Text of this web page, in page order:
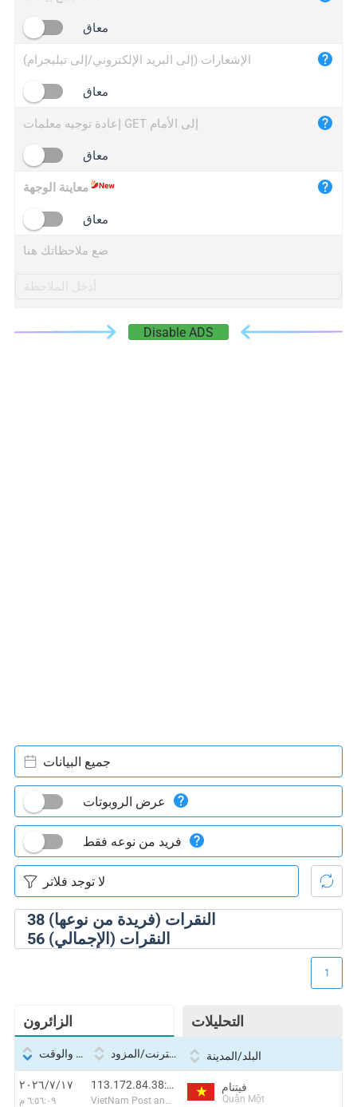
iplogger.cn
معاق
الإشعارات (إلى البريد الإلكتروني/إلى تيليجرام)
معاق
إعادة توجيه معلمات GET إلى الأمام
معاق
معاينة الوجهة
معاق
ضع ملاحظاتك هنا
Disable ADS
38 النقرات (فريدة من نوعها)
56 النقرات (الإجمالي)
جميع البيانات
عرض الروبوتات
فريد من نوعه فقط
الزائرون التحليلات
1
التاريخ والوقت بروتوكول الإنترنت/المزود البلد/المدينة
١٧‏/٧‏/٢٠٢٦
٦:٥٦:٠٩ م
113.172.84.38:49414
VietNam Post and Telecom Corporation
فيتنام
Quận Một